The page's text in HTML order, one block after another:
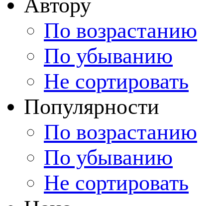
Автору
По возрастанию
По убыванию
Не сортировать
Популярности
По возрастанию
По убыванию
Не сортировать